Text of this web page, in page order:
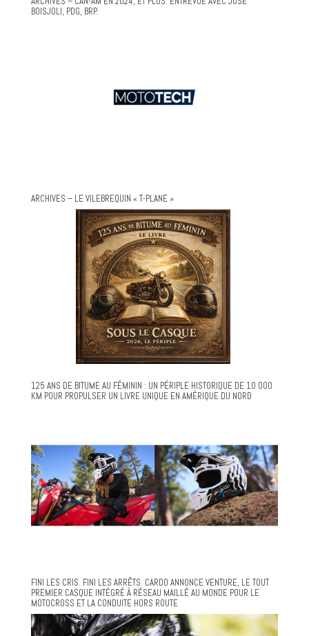
BOISJOLI, PDG, BRP.
ARCHIVES – LE VILEBREQUIN « T-PLANE »
125 ANS DE BITUME AU FÉMININ : UN PÉRIPLE HISTORIQUE DE 10 000
KM POUR PROPULSER UN LIVRE UNIQUE EN AMÉRIQUE DU NORD
FINI LES CRIS. FINI LES ARRÊTS. CARDO ANNONCE VENTURE, LE TOUT
PREMIER CASQUE INTÉGRÉ À RÉSEAU MAILLÉ AU MONDE POUR LE
MOTOCROSS ET LA CONDUITE HORS ROUTE